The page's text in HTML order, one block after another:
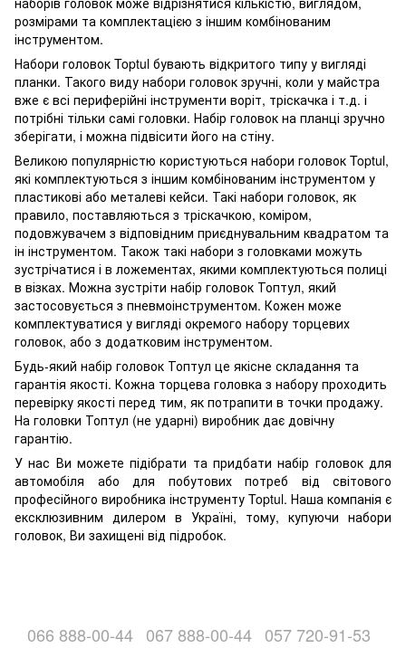
розмірами та комплектацією з іншим комбінованим
інструментом.
Набори головок Toptul бувають відкритого типу у вигляді
планки. Такого виду набори головок зручні, коли у майстра
вже є всі периферійні інструменти воріт, тріскачка і т.д. і
потрібні тільки самі головки. Набір головок на планці зручно
зберігати, і можна підвісити його на стіну.
Великою популярністю користуються набори головок Toptul,
які комплектуються з іншим комбінованим інструментом у
пластикові або металеві кейси. Такі набори головок, як
правило, поставляються з тріскачкою, коміром,
подовжувачем з відповідним приєднувальним квадратом та
ін інструментом. Також такі набори з головками можуть
зустрічатися і в ложементах, якими комплектуються полиці
в візках. Можна зустріти набір головок Топтул, який
застосовується з пневмоінструментом. Кожен може
комплектуватися у вигляді окремого набору торцевих
головок, або з додатковим інструментом.
Будь-який набір головок Топтул це якісне складання та
гарантія якості. Кожна торцева головка з набору проходить
перевірку якості перед тим, як потрапити в точки продажу.
На головки Топтул (не ударні) виробник дає довічну
гарантію.
У нас Ви можете підібрати та придбати набір головок для
автомобіля або для побутових потреб від світового
професійного виробника інструменту Toptul. Наша компанія є
ексклюзивним дилером в Україні, тому, купуючи набори
головок, Ви захищені від підробок.
066 888-00-44 067 888-00-44 057 720-91-53